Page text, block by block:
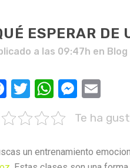
ESPERAR DE
a las 09:47h en Blog
Facebook
Twitter
WhatsApp
Te ha
un entrenamiento